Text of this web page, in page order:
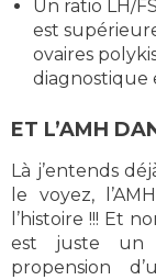
Un ratio LH/
est
ovaires
diagnostique
ET L’AMH
Là j’entends
le voyez,
l’histoire !!! Et
est juste un
propension